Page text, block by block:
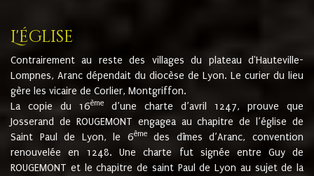
L'église
Contrairement au reste des villages du plateau d'Hauteville-
Lompnes, Aranc dépendait du diocèse de Lyon. Le curier du lieu
gère les vicaire de Corlier, Montgriffon.
La copie du 16ème
d’une charte d’avril 1247, prouve que
Josserand de ROUGEMONT engagea au chapitre de l’église de
Saint Paul de Lyon, le 6èmedes dîmes d’Aranc, convention
renouvelée en 1248. Une charte fut signée entre Guy de
ROUGEMONT et le chapitre de saint Paul de Lyon au sujet de la